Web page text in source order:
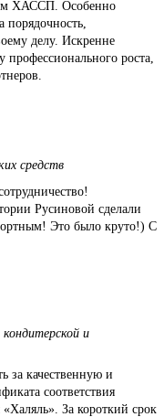
ХАССП. Особенно
делу. Искренне
роста,
средств
Русиновой сделали
Это было круто!) С
и
за качественную и
соответствия
За короткий срок